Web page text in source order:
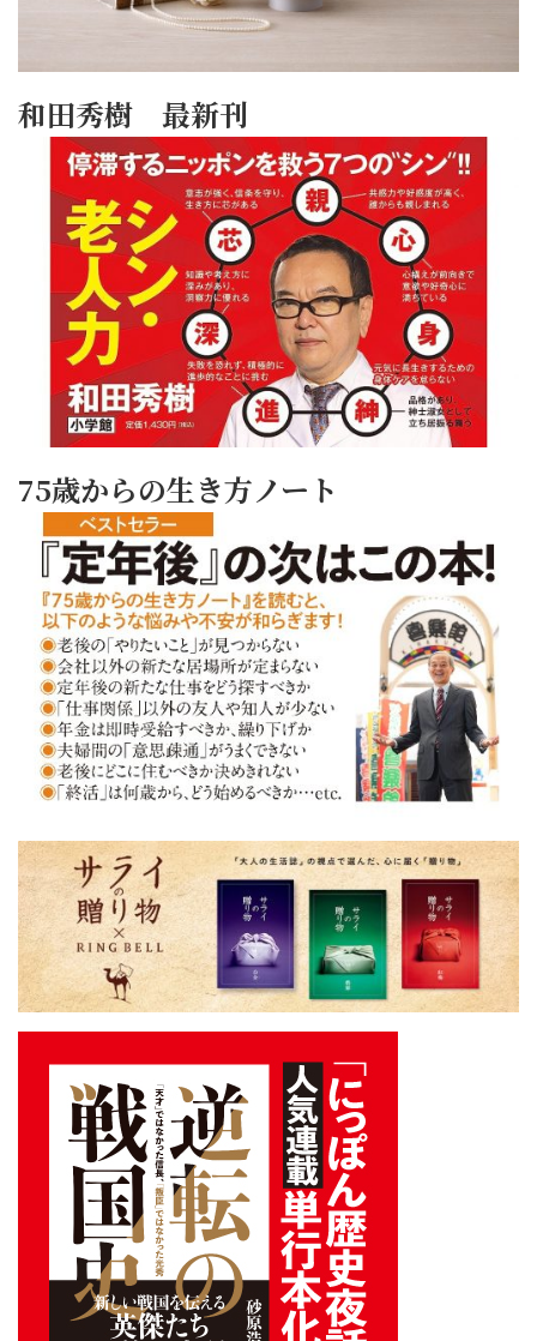
和田秀樹 最新刊
75歳からの生き方ノート